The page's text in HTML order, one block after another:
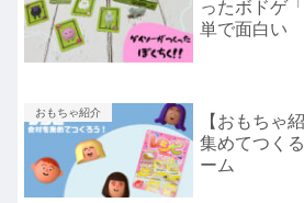
ったボドゲ
単で面白い
おもちゃ紹介
【おもちゃ
集めてつく
ーム